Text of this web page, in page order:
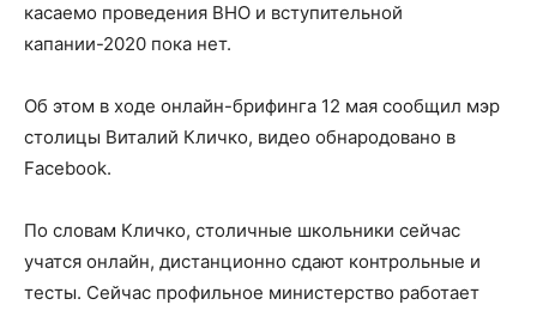
касаемо проведения ВНО и вступительной
капании-2020 пока нет.
Об этом в ходе онлайн-брифинга 12 мая сообщил мэр
столицы Виталий Кличко, видео обнародовано в
Facebook.
По словам Кличко, столичные школьники сейчас
учатся онлайн, дистанционно сдают контрольные и
тесты. Сейчас профильное министерство работает